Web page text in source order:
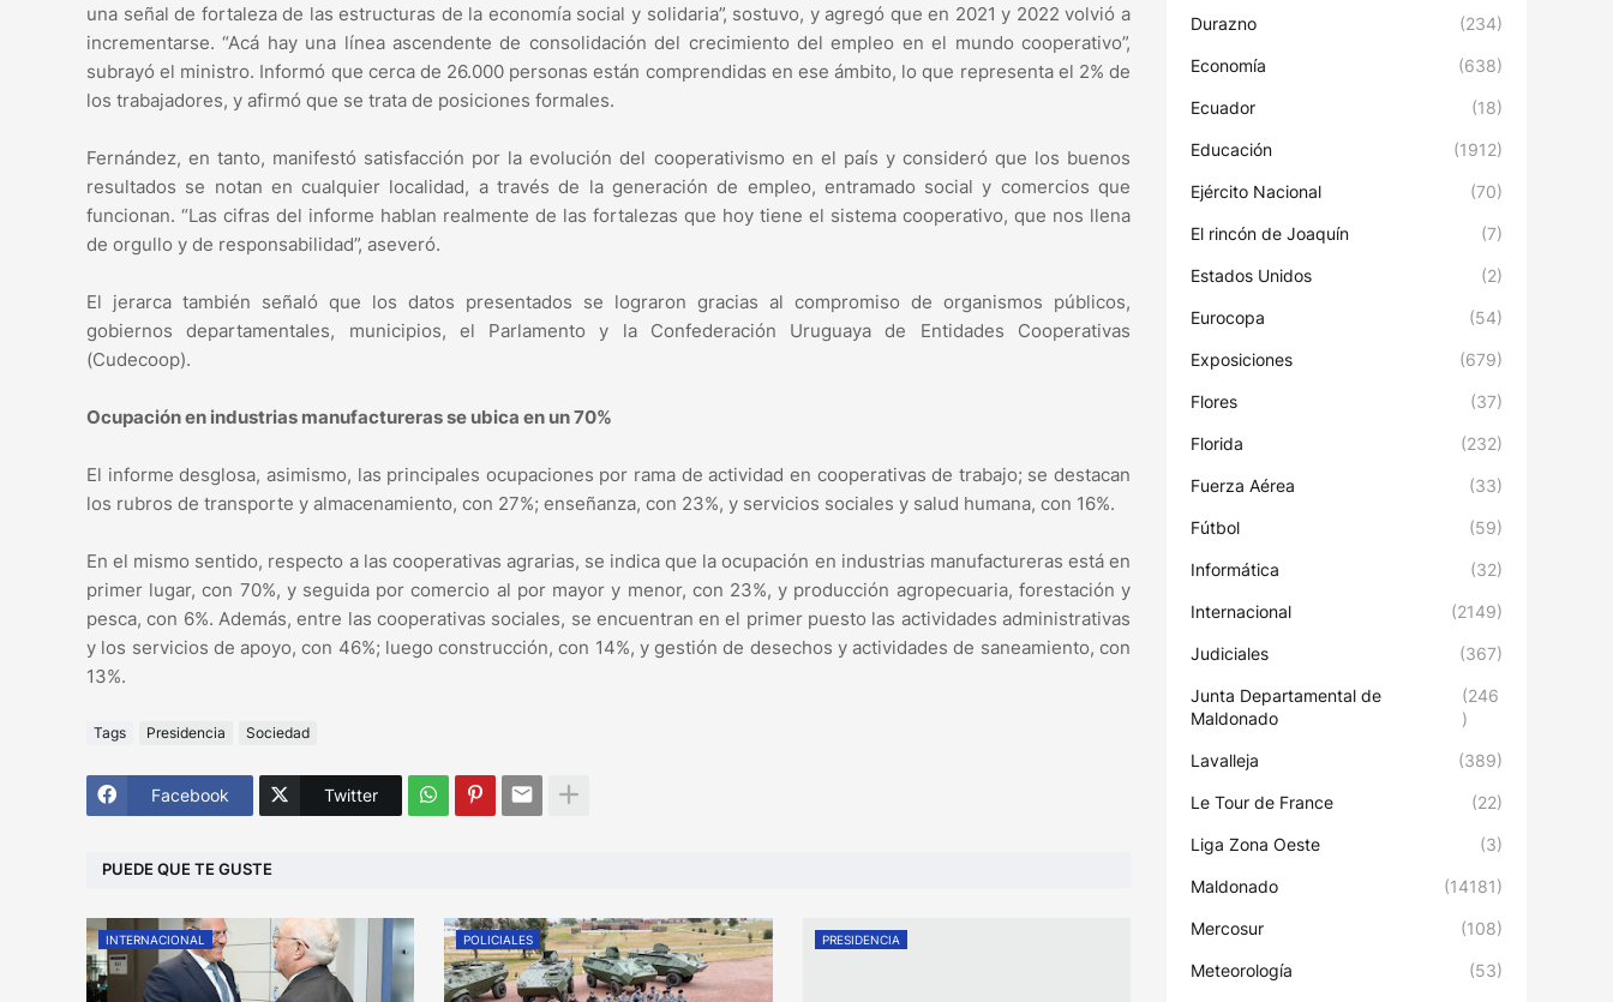
una señal de fortaleza de las estructuras de la economía social y solidaria”, sostuvo, y agregó que en 2021 y 2022 volvió a
incrementarse. “Acá hay una línea ascendente de consolidación del crecimiento del empleo en el mundo cooperativo”,
subrayó el ministro. Informó que cerca de 26.000 personas están comprendidas en ese ámbito, lo que representa el 2% de
los trabajadores, y afirmó que se trata de posiciones formales.
Fernández, en tanto, manifestó satisfacción por la evolución del cooperativismo en el país y consideró que los buenos
resultados se notan en cualquier localidad, a través de la generación de empleo, entramado social y comercios que
funcionan. “Las cifras del informe hablan realmente de las fortalezas que hoy tiene el sistema cooperativo, que nos llena
de orgullo y de responsabilidad”, aseveró.
El jerarca también señaló que los datos presentados se lograron gracias al compromiso de organismos públicos,
gobiernos departamentales, municipios, el Parlamento y la Confederación Uruguaya de Entidades Cooperativas
(Cudecoop).
Ocupación en industrias manufactureras se ubica en un 70%
El informe desglosa, asimismo, las principales ocupaciones por rama de actividad en cooperativas de trabajo; se destacan
los rubros de transporte y almacenamiento, con 27%; enseñanza, con 23%, y servicios sociales y salud humana, con 16%.
En el mismo sentido, respecto a las cooperativas agrarias, se indica que la ocupación en industrias manufactureras está en
primer lugar, con 70%, y seguida por comercio al por mayor y menor, con 23%, y producción agropecuaria, forestación y
pesca, con 6%. Además, entre las cooperativas sociales, se encuentran en el primer puesto las actividades administrativas
y los servicios de apoyo, con 46%; luego construcción, con 14%, y gestión de desechos y actividades de saneamiento, con
13%.
Tags Presidencia Sociedad
Facebook Twitter
PUEDE QUE TE GUSTE
INTERNACIONAL POLICIALES PRESIDENCIA
Durazno (234)
Economía (638)
Ecuador (18)
Educación (1912)
Ejército Nacional (70)
El rincón de Joaquín (7)
Estados Unidos (2)
Eurocopa (54)
Exposiciones (679)
Flores (37)
Florida (232)
Fuerza Aérea (33)
Fútbol (59)
Informática (32)
Internacional (2149)
Judiciales (367)
Junta Departamental de
Maldonado
(246
)
Lavalleja (389)
Le Tour de France (22)
Liga Zona Oeste (3)
Maldonado (14181)
Mercosur (108)
Meteorología (53)